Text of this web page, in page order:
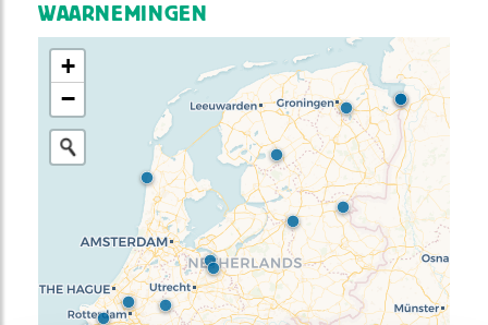
WAARNEMINGEN
+
−